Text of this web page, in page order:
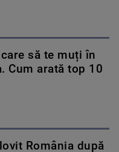
să te muți în
Cum arată top 10
România după
un Cod roşu de